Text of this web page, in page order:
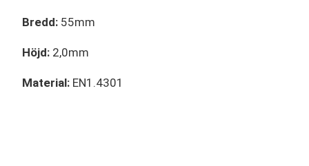
Bredd: 55mm
Höjd: 2,0mm
Material: EN1.4301